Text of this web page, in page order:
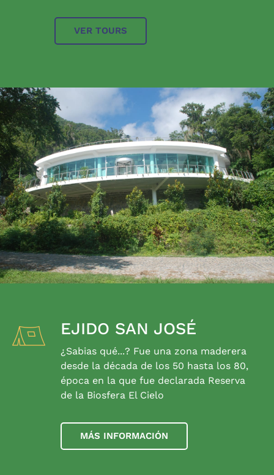
VER TOURS
EJIDO SAN JOSÉ
¿Sabias qué...? Fue una zona maderera
desde la década de los 50 hasta los 80,
época en la que fue declarada Reserva
de la Biosfera El Cielo
MÁS INFORMACIÓN